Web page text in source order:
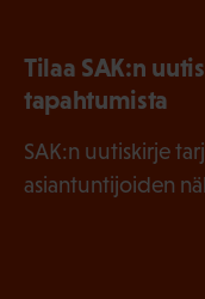
Tilaa SAK:n
tapahtumista
SAK:n uutiskirje
asiantuntijoiden